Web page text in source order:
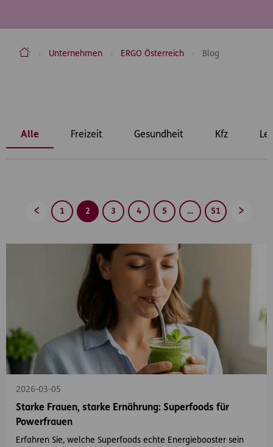
ERGO Versicherung Aktiengesellschaft
Unternehmen ERGO Österreich Blog
Alle Freizeit Gesundheit Kfz
Zurück1 2 3 4 5 … 51
2026-03-05
Starke Frauen, starke Ernährung: Superfoods für
Powerfrauen
Erfahren Sie, welche Superfoods echte Energiebooster sein